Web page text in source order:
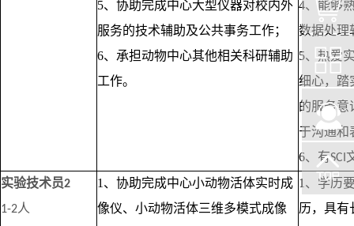
5、协助完成中心大型仪器对校内外
服务的技术辅助及公共事务工作；
6、承担动物中心其他相关科研辅助
工作。
4、能够
数据处理
5、热爱
细心，踏
的服务意
于沟通和
6、有SCI
实验技术员2
1-2人
1、协助完成中心小动物活体实时成
像仪、小动物活体三维多模式成像
1、学历
历，具有